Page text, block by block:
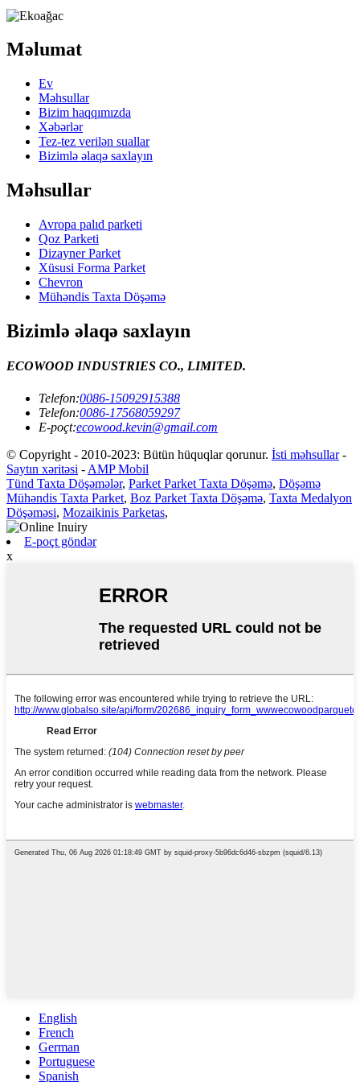
Məlumat
Ev
Məhsullar
Bizim haqqımızda
Xəbərlər
Tez-tez verilən suallar
Bizimlə əlaqə saxlayın
Məhsullar
Avropa palıd parketi
Qoz Parketi
Dizayner Parket
Xüsusi Forma Parket
Chevron
Mühəndis Taxta Döşəmə
Bizimlə əlaqə saxlayın
ECOWOOD INDUSTRIES CO., LIMITED.
Telefon:0086-15092915388
Telefon:0086-17568059297
E-poçt:ecowood.kevin@gmail.com
© Copyright - 2010-2023: Bütün hüquqlar qorunur. İsti məhsullar-
Saytın xəritəsi - AMP Mobil
Tünd Taxta Döşəmələr, Parket Parket Taxta Döşəmə, Döşəmə
Mühəndis Taxta Parket, Boz Parket Taxta Döşəmə, Taxta Medalyon
Döşəməsi, Mozaikinis Parketas,
E-poçt göndər
x
English
French
German
Portuguese
Spanish